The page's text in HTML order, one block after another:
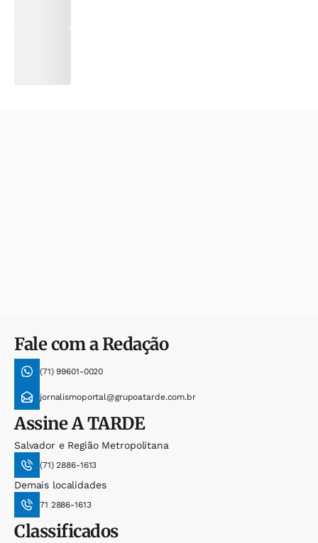
Fale com a Redação
(71) 99601-0020
jornalismoportal@grupoatarde.com.br
AssineA TARDE
Salvador e Região Metropolitana
(71) 2886-1613
Demais localidades
71 2886-1613
Classificados